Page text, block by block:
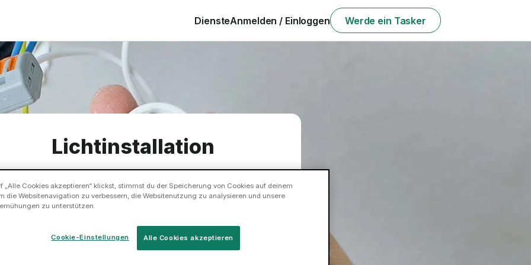
DiensteAnmelden / Einloggen Werde ein Tasker
Lichtinstallation
nicht im Dunkeln – buche einen Tasker, um Lampen
„Alle Cookies akzeptieren“ klickst, stimmst du der Speicherung von Cookies auf deinem
die Websitenavigation zu verbessern, die Websitenutzung zu analysieren und unsere
zu unterstützen.
Alle Cookies akzeptieren
Cookie-Einstellungen